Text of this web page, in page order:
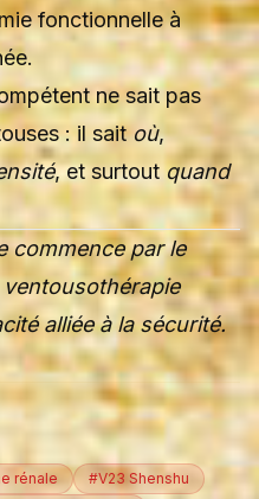
fonctionnelle à
ne sait pas
: il sait où,
, et surtoutquand
commence par le
ventousothérapie
alliée à la sécurité.
rénale
#V23 Shenshu